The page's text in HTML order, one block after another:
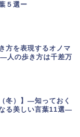
５選ー
方を表現するオノマ
人の歩き方は千差万
冬）】―知っておく
る美しい言葉11選―